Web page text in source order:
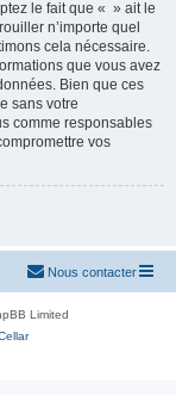
le fait que « » ait le
n’importe quel
cela nécessaire.
que vous avez
Bien que ces
sans votre
comme responsables
vos
Nous contacter
Limited